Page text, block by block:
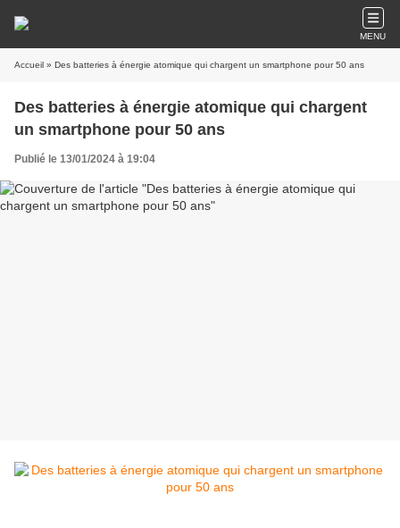
MENU
Accueil » Des batteries à énergie atomique qui chargent un smartphone pour 50 ans
Des batteries à énergie atomique qui chargent
un smartphone pour 50 ans
Publié le 13/01/2024 à 19:04